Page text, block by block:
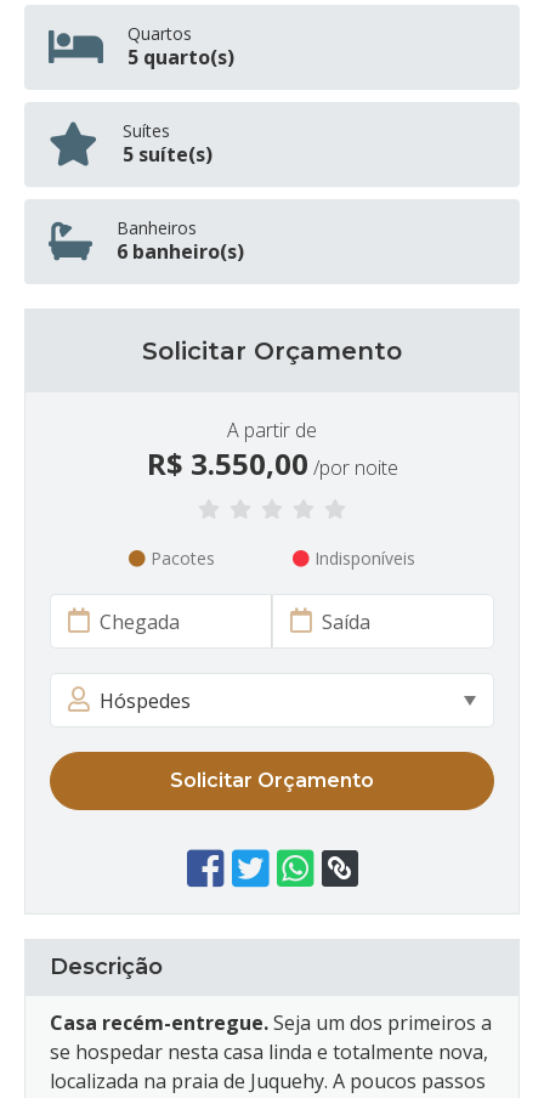
Quartos
5 quarto(s)
Suítes
5 suíte(s)
Banheiros
6 banheiro(s)
Solicitar Orçamento
A partir de
R$ 3.550,00 /por noite
Pacotes Indisponíveis
Solicitar Orçamento
Descrição
Casa recém-entregue.Seja um dos primeiros a
se hospedar nesta casa linda e totalmente nova,
localizada na praia de Juquehy. A poucos passos